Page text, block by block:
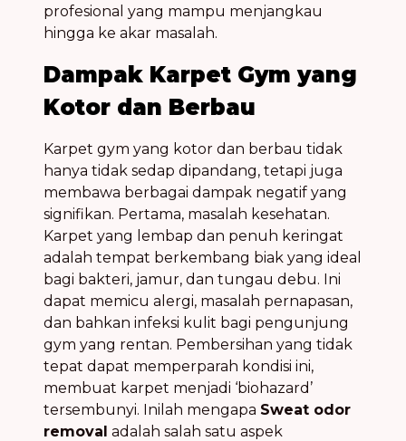
profesional yang mampu menjangkau
hingga ke akar masalah.
Dampak Karpet Gym yang
Kotor dan Berbau
Karpet gym yang kotor dan berbau tidak
hanya tidak sedap dipandang, tetapi juga
membawa berbagai dampak negatif yang
signifikan. Pertama, masalah kesehatan.
Karpet yang lembap dan penuh keringat
adalah tempat berkembang biak yang ideal
bagi bakteri, jamur, dan tungau debu. Ini
dapat memicu alergi, masalah pernapasan,
dan bahkan infeksi kulit bagi pengunjung
gym yang rentan. Pembersihan yang tidak
tepat dapat memperparah kondisi ini,
membuat karpet menjadi ‘biohazard’
tersembunyi. Inilah mengapa Sweat odor
removal adalah salah satu aspek